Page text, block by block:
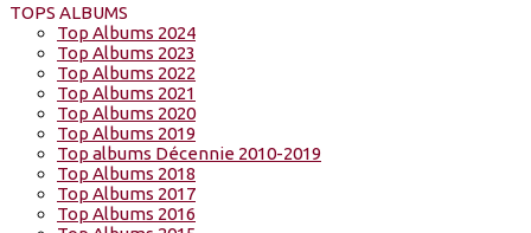
TOPS ALBUMS
Top Albums 2024
Top Albums 2023
Top Albums 2022
Top Albums 2021
Top Albums 2020
Top Albums 2019
Top albums Décennie 2010-2019
Top Albums 2018
Top Albums 2017
Top Albums 2016